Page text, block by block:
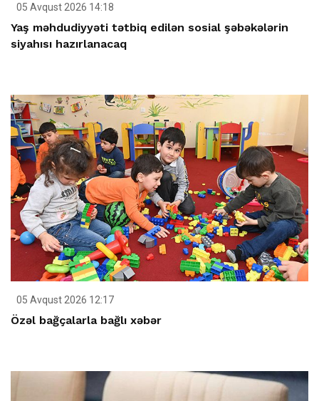
05 Avqust 2026 14:18
Yaş məhdudiyyəti tətbiq edilən sosial şəbəkələrin
siyahısı hazırlanacaq
05 Avqust 2026 12:17
Özəl bağçalarla bağlı xəbər